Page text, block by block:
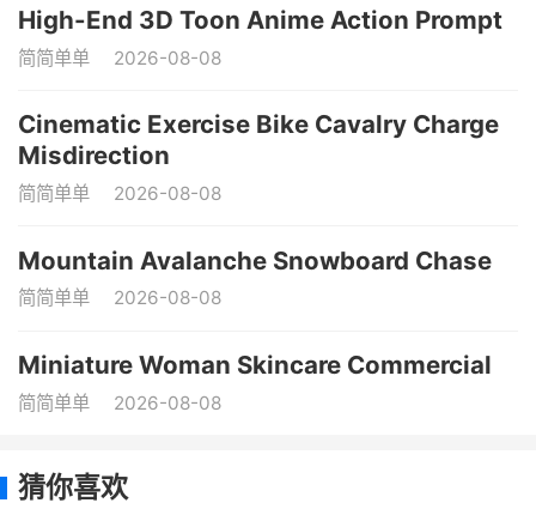
High-End 3D Toon Anime Action Prompt
简简单单 2026-08-08
Cinematic Exercise Bike Cavalry Charge
Misdirection
简简单单 2026-08-08
Mountain Avalanche Snowboard Chase
简简单单 2026-08-08
Miniature Woman Skincare Commercial
简简单单 2026-08-08
猜你喜欢